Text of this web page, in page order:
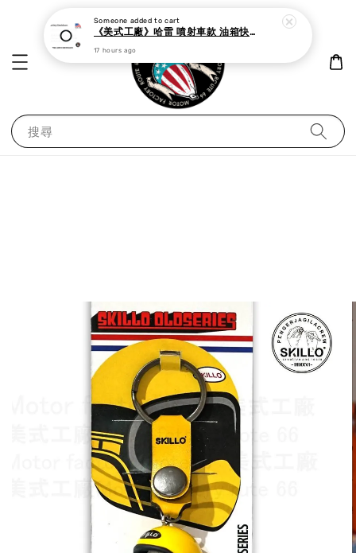
搜尋
Someone added to cart
《美式工廠》哈雷 噴射車款 油箱快速接頭 母 o型環
17 hours ago